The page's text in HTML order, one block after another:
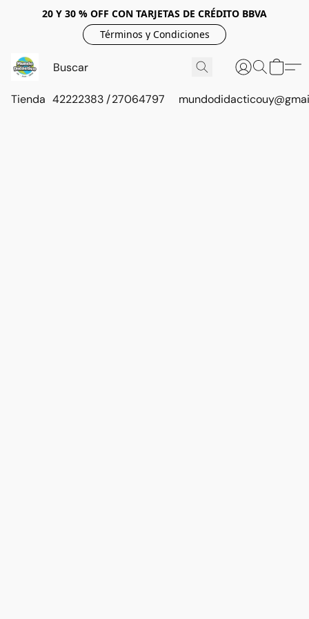
20 Y 30 % OFF CON TARJETAS DE CRÉDITO BBVA
Términos y Condiciones
Tienda 42222383 / 27064797